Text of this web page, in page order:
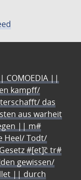
COMOEDIA ||
kampff/
das
aus warheit
|| m#
Heel/ Todt/
#[et]c̃ tr#
gewissen/
|| durch